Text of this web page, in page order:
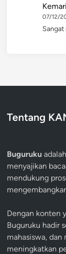
07/12/
Tentang
Buguruku
menyajikan
mendukung
Dengan konten
Buguruku hadir
mahasiswa, dan
meningkatkan